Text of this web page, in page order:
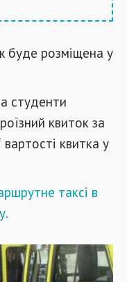
буде розміщена у
студенти
квиток за
квитка у
таксі в